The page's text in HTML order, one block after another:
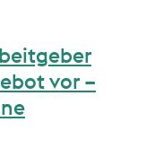
vor –